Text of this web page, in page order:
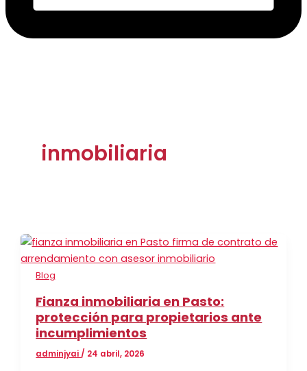
inmobiliaria
Blog
Fianza inmobiliaria en Pasto:
protección para propietarios ante
incumplimientos
adminjyai/ 24 abril, 2026